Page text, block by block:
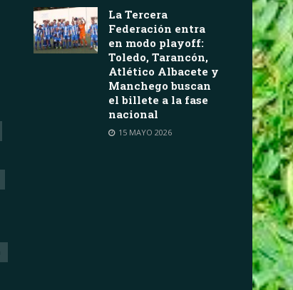
La Tercera
Federación entra
en modo playoff:
Toledo, Tarancón,
Atlético Albacete y
Manchego buscan
el billete a la fase
nacional
15 MAYO 2026